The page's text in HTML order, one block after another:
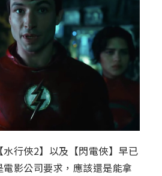
行俠2】以及【閃電俠】早已
影公司要求，應該還是能拿